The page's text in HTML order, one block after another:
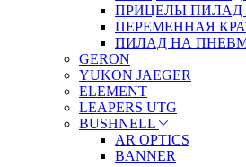
ПРИЦЕЛЫ ПИЛАД
ПЕРЕМЕННАЯ
ПИЛАД НА
GERON
YUKON JAEGER
ELEMENT
LEAPERS UTG
BUSHNELL
AR OPTICS
BANNER